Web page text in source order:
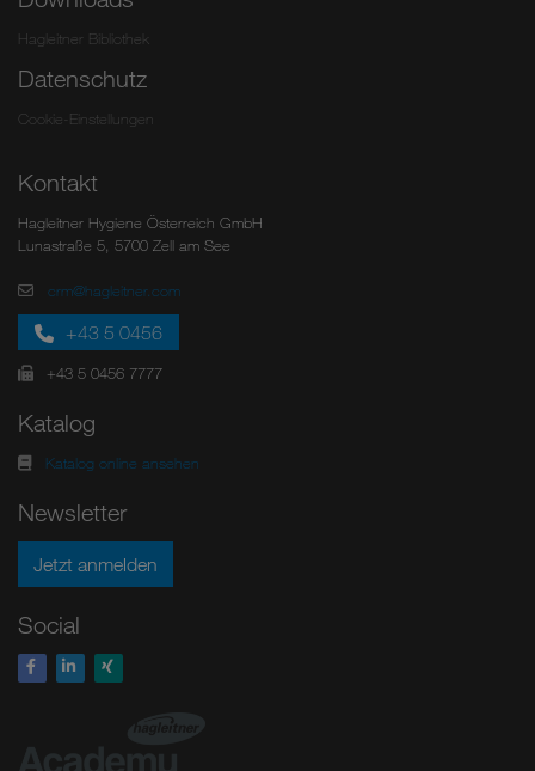
Hagleitner Bibliothek
Datenschutz
Cookie-Einstellungen
Kontakt
Hagleitner Hygiene Österreich GmbH
Lunastraße 5, 5700 Zell am See
crm@hagleitner.com
+43 5 0456
+43 5 0456 7777
Katalog
Katalog online ansehen
Newsletter
Jetzt anmelden
Social